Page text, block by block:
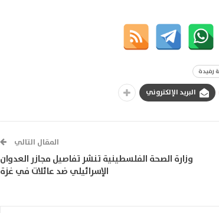
رفيدة
البريد الإلكتروني
المقال التالي
وزارة الصحة الفلسطينية تنشر تفاصيل مجازر العدوان
الإسرائيلي ضد عائلات في غزة